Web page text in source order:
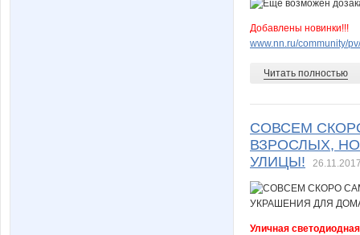
Добавлены новинки!!!
www.nn.ru/community/
Читать полностью
СОВСЕМ
ВЗРОСЛЫХ,
УЛИЦЫ!
Уличная